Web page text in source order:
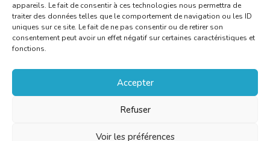
appareils. Le fait de consentir à ces technologies nous permettra de
traiter des données telles que le comportement de navigation ou les ID
uniques sur ce site. Le fait de ne pas consentir ou de retirer son
consentement peut avoir un effet négatif sur certaines caractéristiques et
fonctions.
Accepter
Refuser
Voir les préférences